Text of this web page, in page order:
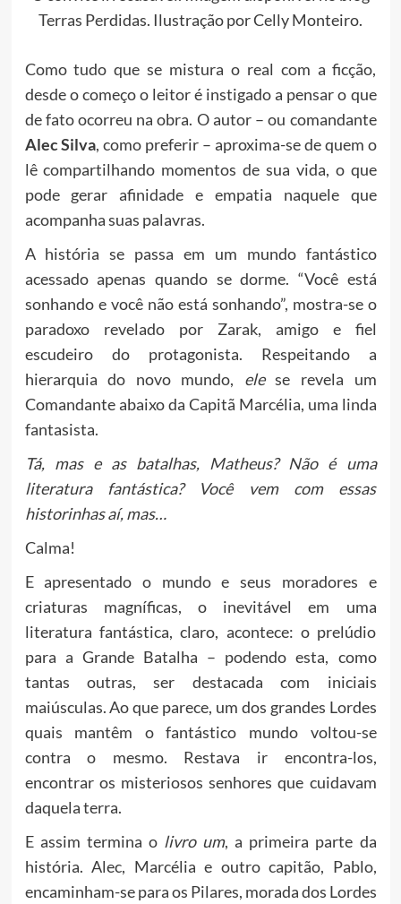
Terras Perdidas. Ilustração por Celly Monteiro.
Como tudo que se mistura o real com a ficção,
desde o começo o leitor é instigado a pensar o que
de fato ocorreu na obra. O autor – ou comandante
Alec Silva, como preferir – aproxima-se de quem o
lê compartilhando momentos de sua vida, o que
pode gerar afinidade e empatia naquele que
acompanha suas palavras.
A história se passa em um mundo fantástico
acessado apenas quando se dorme. “Você está
sonhando e você não está sonhando”, mostra-se o
paradoxo revelado por Zarak, amigo e fiel
escudeiro do protagonista. Respeitando a
hierarquia do novo mundo, elese revela um
Comandante abaixo da Capitã Marcélia, uma linda
fantasista.
Tá, mas e as batalhas, Matheus? Não é uma
literatura fantástica? Você vem com essas
historinhas aí, mas…
Calma!
E apresentado o mundo e seus moradores e
criaturas magníficas, o inevitável em uma
literatura fantástica, claro, acontece: o prelúdio
para a Grande Batalha – podendo esta, como
tantas outras, ser destacada com iniciais
maiúsculas. Ao que parece, um dos grandes Lordes
quais mantêm o fantástico mundo voltou-se
contra o mesmo. Restava ir encontra-los,
encontrar os misteriosos senhores que cuidavam
daquela terra.
E assim termina o livro um, a primeira parte da
história. Alec, Marcélia e outro capitão, Pablo,
encaminham-se para os Pilares, morada dos Lordes